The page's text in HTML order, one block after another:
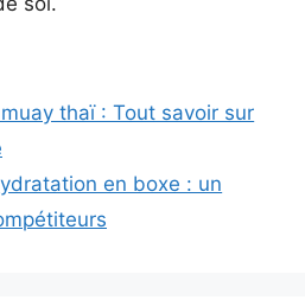
thaï : Tout savoir sur
en boxe : un